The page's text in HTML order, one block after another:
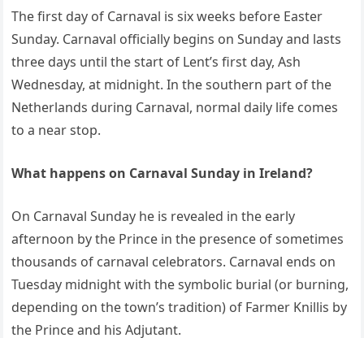
The first day of Carnaval is six weeks before Easter
Sunday. Carnaval officially begins on Sunday and lasts
three days until the start of Lent’s first day, Ash
Wednesday, at midnight. In the southern part of the
Netherlands during Carnaval, normal daily life comes
to a near stop.
What happens on Carnaval Sunday in Ireland?
On Carnaval Sunday he is revealed in the early
afternoon by the Prince in the presence of sometimes
thousands of carnaval celebrators. Carnaval ends on
Tuesday midnight with the symbolic burial (or burning,
depending on the town’s tradition) of Farmer Knillis by
the Prince and his Adjutant.